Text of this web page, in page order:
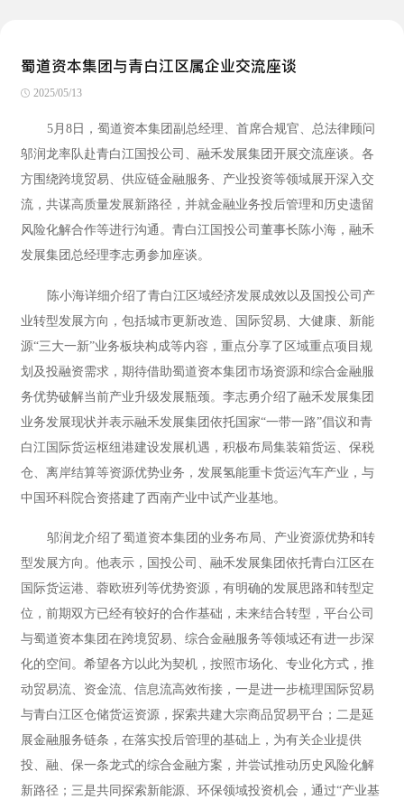
蜀道资本集团与青白江区属企业交流座谈
2025/05/13
5月8日，蜀道资本集团副总经理、首席合规官、总法律顾问
邬润龙率队赴青白江国投公司、融禾发展集团开展交流座谈。各
方围绕跨境贸易、供应链金融服务、产业投资等领域展开深入交
流，共谋高质量发展新路径，并就金融业务投后管理和历史遗留
风险化解合作等进行沟通。青白江国投公司董事长陈小海，融禾
发展集团总经理李志勇参加座谈。
陈小海详细介绍了青白江区域经济发展成效以及国投公司产
业转型发展方向，包括城市更新改造、国际贸易、大健康、新能
源“三大一新”业务板块构成等内容，重点分享了区域重点项目规
划及投融资需求，期待借助蜀道资本集团市场资源和综合金融服
务优势破解当前产业升级发展瓶颈。李志勇介绍了融禾发展集团
业务发展现状并表示融禾发展集团依托国家“一带一路”倡议和青
白江国际货运枢纽港建设发展机遇，积极布局集装箱货运、保税
仓、离岸结算等资源优势业务，发展氢能重卡货运汽车产业，与
中国环科院合资搭建了西南产业中试产业基地。
邬润龙介绍了蜀道资本集团的业务布局、产业资源优势和转
型发展方向。他表示，国投公司、融禾发展集团依托青白江区在
国际货运港、蓉欧班列等优势资源，有明确的发展思路和转型定
位，前期双方已经有较好的合作基础，未来结合转型，平台公司
与蜀道资本集团在跨境贸易、综合金融服务等领域还有进一步深
化的空间。希望各方以此为契机，按照市场化、专业化方式，推
动贸易流、资金流、信息流高效衔接，一是进一步梳理国际贸易
与青白江区仓储货运资源，探索共建大宗商品贸易平台；二是延
展金融服务链条，在落实投后管理的基础上，为有关企业提供
投、融、保一条龙式的综合金融方案，并尝试推动历史风险化解
新路径；三是共同探索新能源、环保领域投资机会，通过“产业基